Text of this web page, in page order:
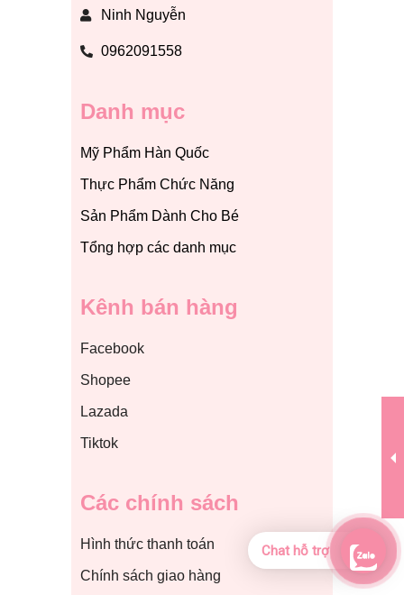
Chat hỗ trợ
Ninh Nguyễn
0962091558
Danh mục
Mỹ Phẩm Hàn Quốc
Thực Phẩm Chức Năng
Sản Phẩm Dành Cho Bé
Tổng hợp các danh mục
Kênh bán hàng
Facebook
Shopee
Lazada
Tiktok
Các chính sách
Hình thức thanh toán
Chính sách giao hàng